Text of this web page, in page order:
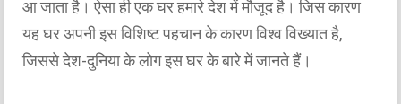
आ जाता है। ऐसा ही एक घर हमारे देश में मौजूद है। जिस कारण
यह घर अपनी इस विशिष्ट पहचान के कारण विश्व विख्यात है,
जिससे देश-दुनिया के लोग इस घर के बारे में जानते हैं।